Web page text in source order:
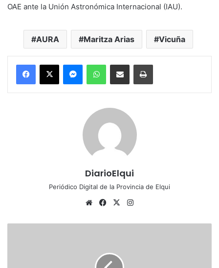
OAE ante la Unión Astronómica Internacional (IAU).
AURA Maritza Arias Vicuña
MessengerWhatsAppCompartir por correo electrónicoImprimir
DiarioElqui
Periódico Digital de la Provincia de Elqui
Sitio
Facebook
X